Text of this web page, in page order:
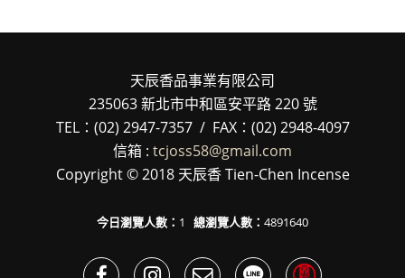
天辰香品事業有限公司
235063 新北市中和區安平路 220 號
TEL：(02) 2947-7357 / FAX：(02) 2948-4097
信箱 : tcjoss58@gmail.com
Copyright © 2018 天辰香 Tien-Chen Incense
今日瀏覽人數： 1 總瀏覽人數： 4891640